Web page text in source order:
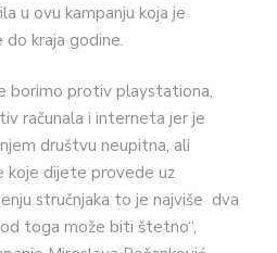
u ovu kampanju koja je
do kraja godine.
borimo protiv playstationa,
računala i interneta jer je
društvu neupitna, ali
koje dijete provede uz
stručnjaka to je najviše dva
toga može biti štetno“,